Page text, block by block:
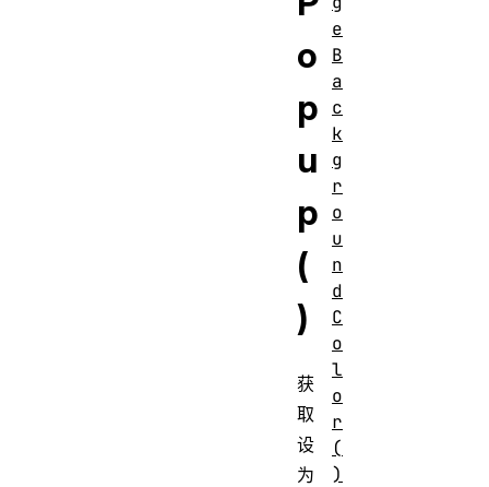
o
p
u
p
(
)
获
取
设
为
e
B
a
c
k
g
r
o
u
n
d
C
o
l
o
r
(
)